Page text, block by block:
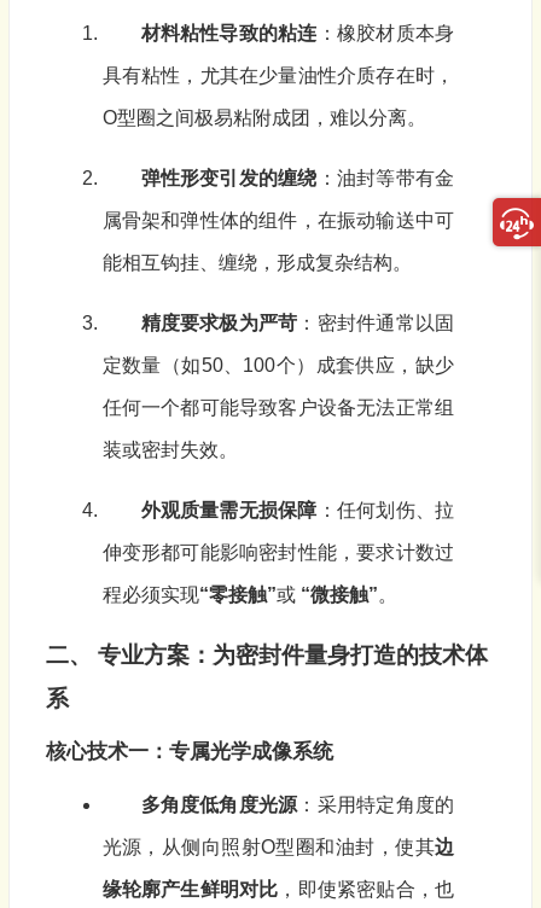
材料粘性导致的粘连 ：橡胶材质本身
具有粘性，尤其在少量油性介质存在时，
O型圈之间极易粘附成团，难以分离。
弹性形变引发的缠绕 ：油封等带有金
属骨架和弹性体的组件，在振动输送中可
能相互钩挂、缠绕，形成复杂结构。
精度要求极为严苛 ：密封件通常以固
定数量（如50、100个）成套供应，缺少
任何一个都可能导致客户设备无法正常组
装或密封失效。
外观质量需无损保障 ：任何划伤、拉
伸变形都可能影响密封性能，要求计数过
程必须实现“零接触”或 “微接触”。
二、 专业方案：为密封件量身打造的技术体
系
核心技术一：专属光学成像系统
多角度低角度光源 ：采用特定角度的
光源，从侧向照射O型圈和油封，使其边
缘轮廓产生鲜明对比 ，即使紧密贴合，也